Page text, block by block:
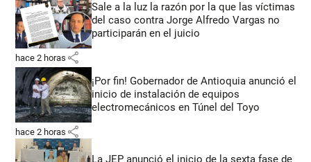
Sale a la luz la razón por la que las víctimas
del caso contra Jorge Alfredo Vargas no
participarán en el juicio
hace 2 horas share
¡Por fin! Gobernador de Antioquia anunció el
inicio de instalación de equipos
electromecánicos en Túnel del Toyo
hace 2 horas share
La JEP anunció el inicio de la sexta fase de